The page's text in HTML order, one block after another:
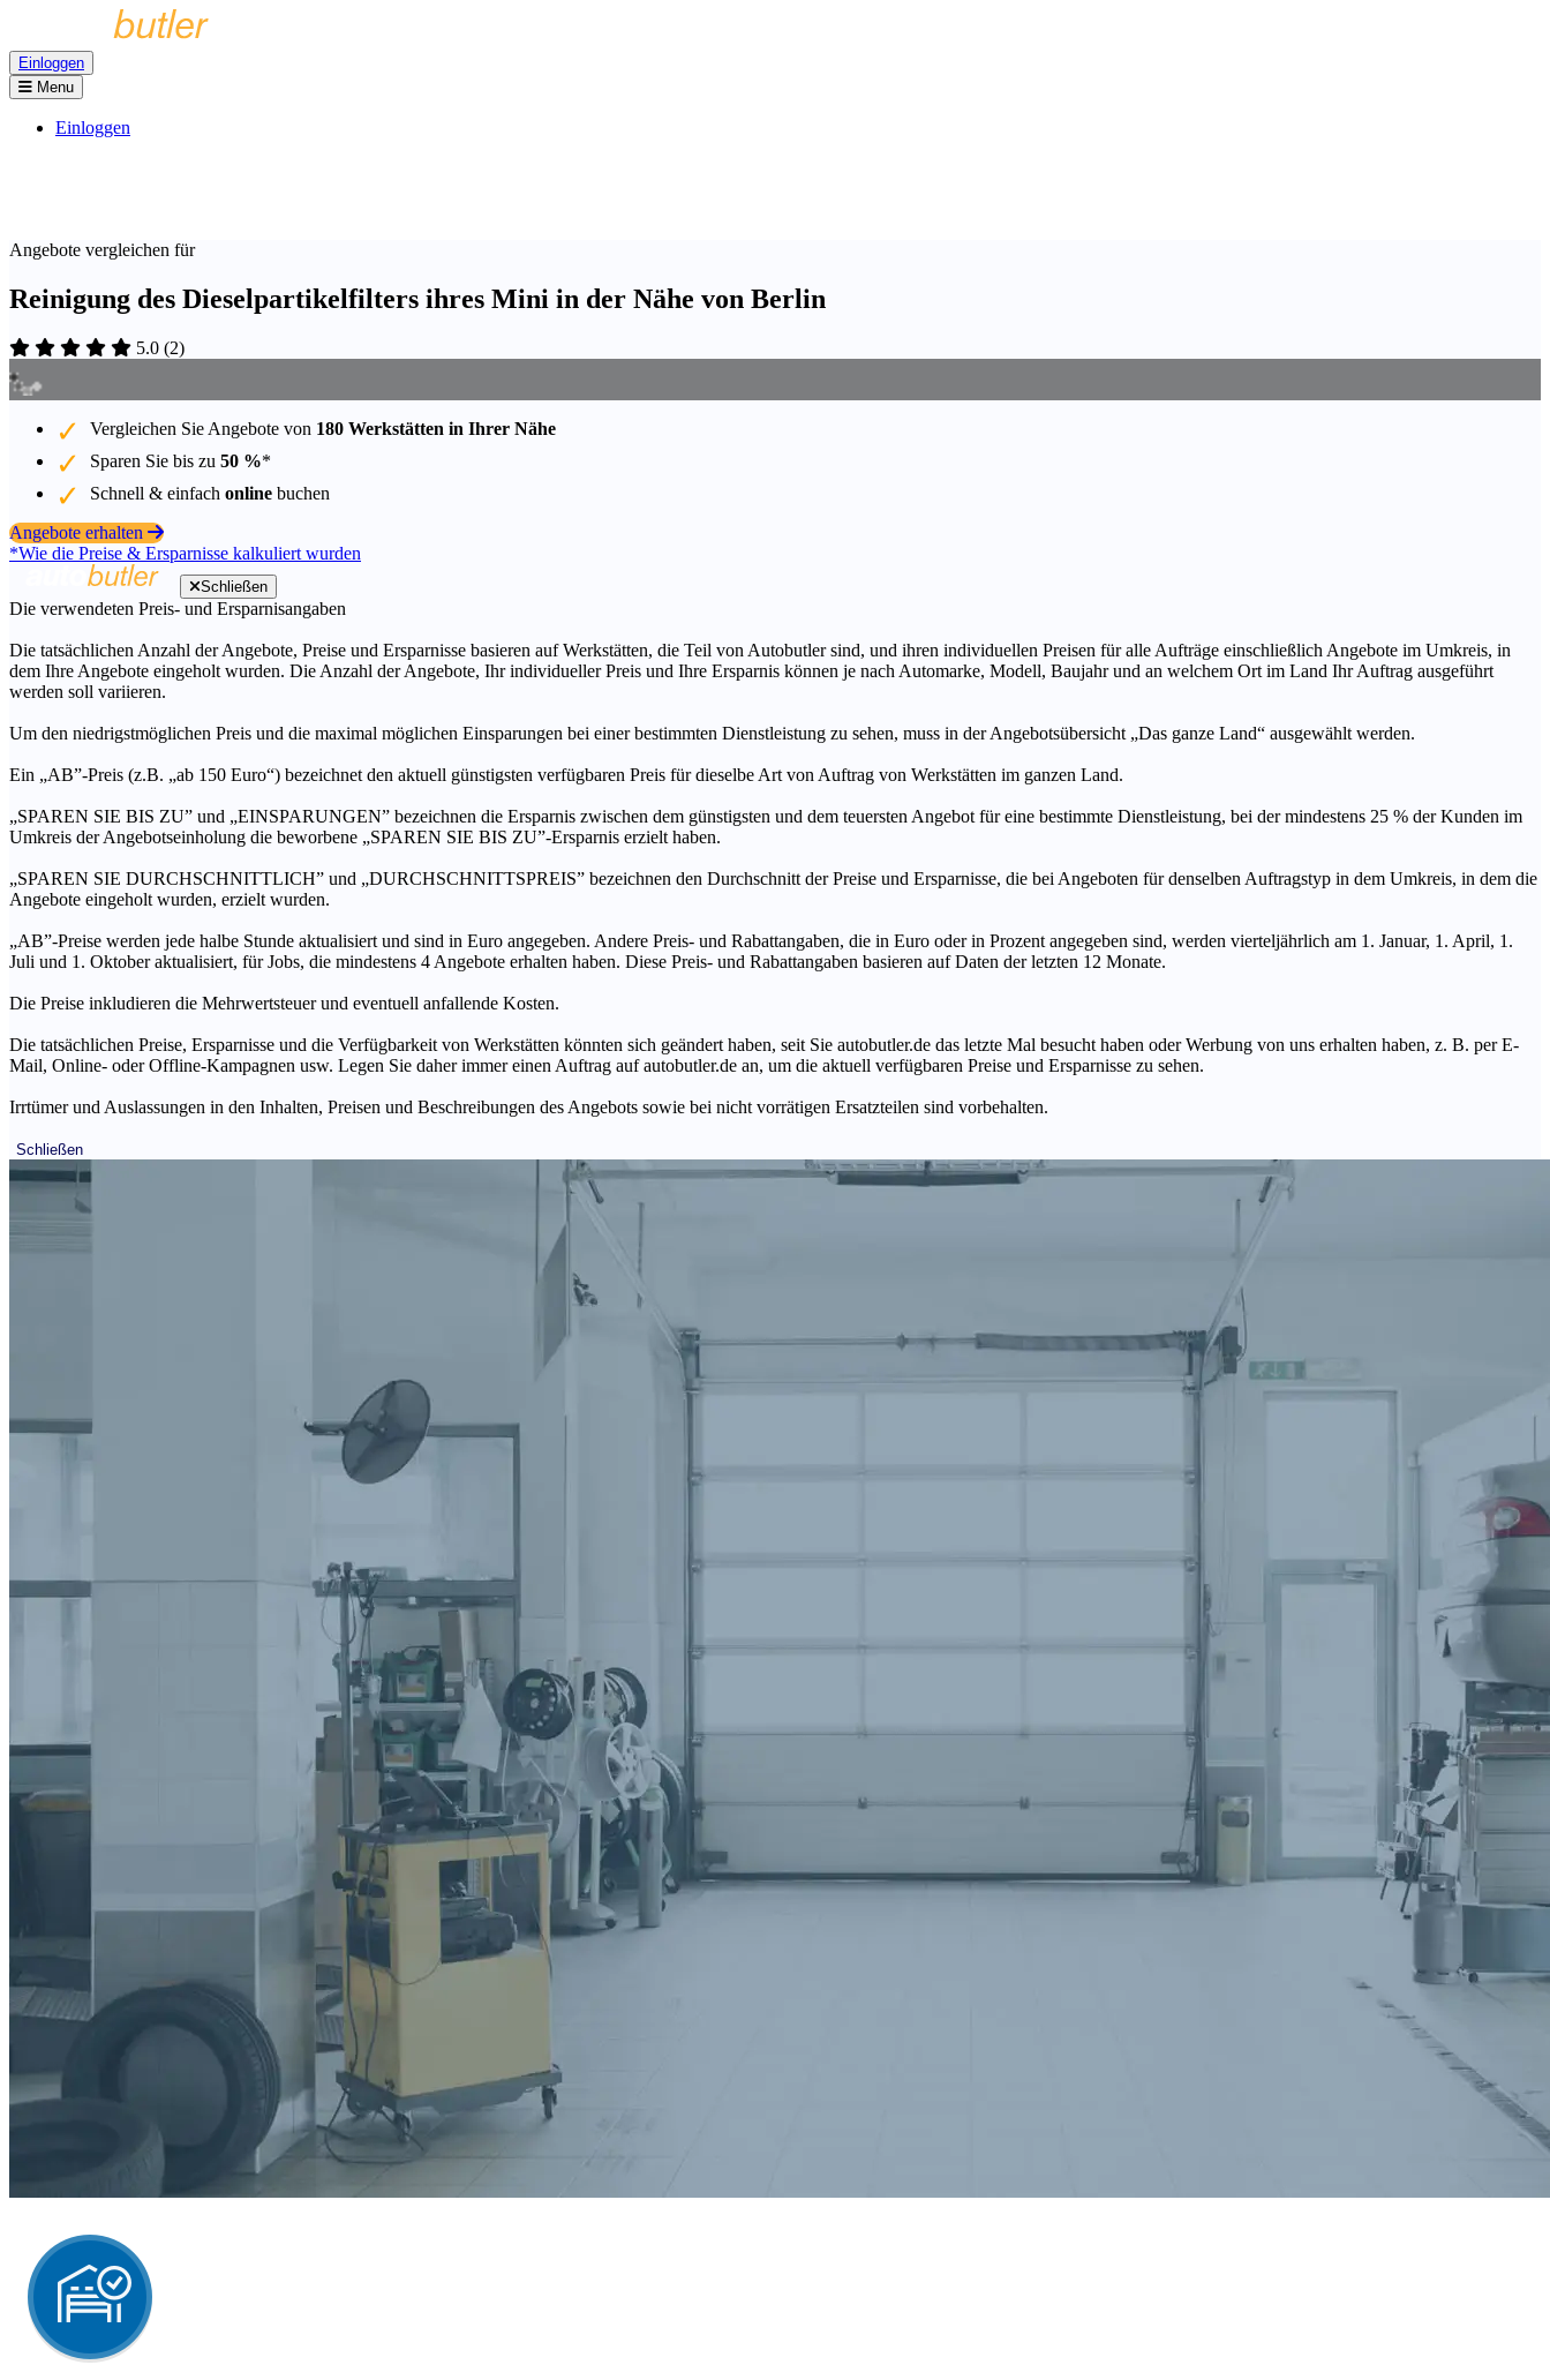
Einloggen
Menu
Einloggen
Angebote vergleichen für
Reinigung des Dieselpartikelfilters ihres Mini in der Nähe von Berlin
5.0 (2)
Vergleichen Sie Angebote von 180 Werkstätten in Ihrer Nähe
Sparen Sie bis zu 50 %*
Schnell & einfach online buchen
Angebote erhalten
*Wie die Preise & Ersparnisse kalkuliert wurden
Schließen
Die verwendeten Preis- und Ersparnisangaben
Die tatsächlichen Anzahl der Angebote, Preise und Ersparnisse basieren auf Werkstätten, die Teil von Autobutler sind, und ihren individuellen Preisen für alle Aufträge einschließlich Angebote im Umkreis, in
dem Ihre Angebote eingeholt wurden. Die Anzahl der Angebote, Ihr individueller Preis und Ihre Ersparnis können je nach Automarke, Modell, Baujahr und an welchem Ort im Land Ihr Auftrag ausgeführt
werden soll variieren.
Um den niedrigstmöglichen Preis und die maximal möglichen Einsparungen bei einer bestimmten Dienstleistung zu sehen, muss in der Angebotsübersicht „Das ganze Land“ ausgewählt werden.
Ein „AB”-Preis (z.B. „ab 150 Euro“) bezeichnet den aktuell günstigsten verfügbaren Preis für dieselbe Art von Auftrag von Werkstätten im ganzen Land.
„SPAREN SIE BIS ZU” und „EINSPARUNGEN” bezeichnen die Ersparnis zwischen dem günstigsten und dem teuersten Angebot für eine bestimmte Dienstleistung, bei der mindestens 25 % der Kunden im
Umkreis der Angebotseinholung die beworbene „SPAREN SIE BIS ZU”-Ersparnis erzielt haben.
„SPAREN SIE DURCHSCHNITTLICH” und „DURCHSCHNITTSPREIS” bezeichnen den Durchschnitt der Preise und Ersparnisse, die bei Angeboten für denselben Auftragstyp in dem Umkreis, in dem die
Angebote eingeholt wurden, erzielt wurden.
„AB”-Preise werden jede halbe Stunde aktualisiert und sind in Euro angegeben. Andere Preis- und Rabattangaben, die in Euro oder in Prozent angegeben sind, werden vierteljährlich am 1. Januar, 1. April, 1.
Juli und 1. Oktober aktualisiert, für Jobs, die mindestens 4 Angebote erhalten haben. Diese Preis- und Rabattangaben basieren auf Daten der letzten 12 Monate.
Die Preise inkludieren die Mehrwertsteuer und eventuell anfallende Kosten.
Die tatsächlichen Preise, Ersparnisse und die Verfügbarkeit von Werkstätten könnten sich geändert haben, seit Sie autobutler.de das letzte Mal besucht haben oder Werbung von uns erhalten haben, z. B. per E-
Mail, Online- oder Offline-Kampagnen usw. Legen Sie daher immer einen Auftrag auf autobutler.de an, um die aktuell verfügbaren Preise und Ersparnisse zu sehen.
Irrtümer und Auslassungen in den Inhalten, Preisen und Beschreibungen des Angebots sowie bei nicht vorrätigen Ersatzteilen sind vorbehalten.
Schließen